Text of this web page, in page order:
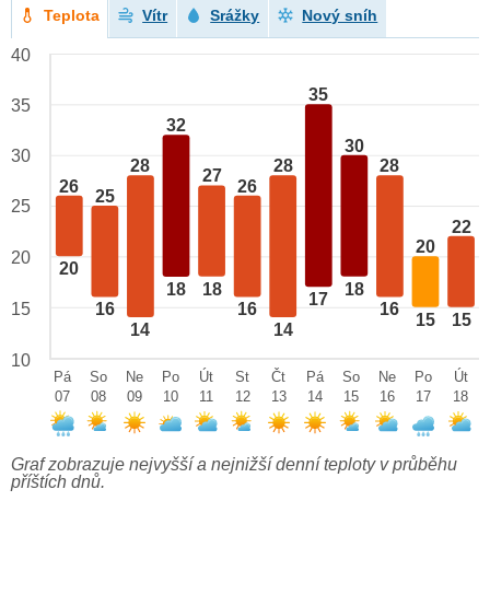
Teplota Vítr Srážky Nový sníh
26
20
25
16
28
14
32
18
27
18
26
16
28
14
35
17
30
18
28
16
20
15
22
15
40
35
30
25
20
15
10
Pá
07
So
08
Ne
09
Po
10
Út
11
St
12
Čt
13
Pá
14
So
15
Ne
16
Po
17
Út
18
Graf zobrazuje nejvyšší a nejnižší denní teploty v průběhu
příštích dnů.